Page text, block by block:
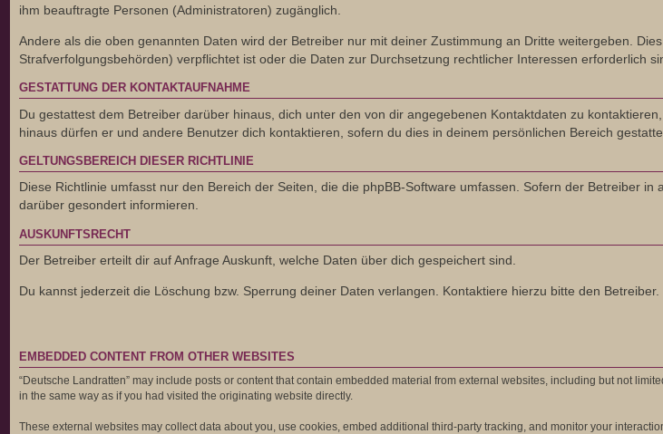
ihm beauftragte Personen (Administratoren) zugänglich.
Andere als die oben genannten Daten wird der Betreiber nur mit deiner Zustimmung an Dritte weitergeben.
Strafverfolgungsbehörden) verpflichtet ist oder die Daten zur Durchsetzung rechtlicher Interessen erforderlich
GESTATTUNG DER KONTAKTAUFNAHME
Du gestattest dem Betreiber darüber hinaus, dich unter den von dir angegebenen Kontaktdaten zu
hinaus dürfen er und andere Benutzer dich kontaktieren, sofern du dies in deinem persönlichen Bereich
GELTUNGSBEREICH DIESER RICHTLINIE
Diese Richtlinie umfasst nur den Bereich der Seiten, die die phpBB-Software umfassen. Sofern der Betreiber
darüber gesondert informieren.
AUSKUNFTSRECHT
Der Betreiber erteilt dir auf Anfrage Auskunft, welche Daten über dich gespeichert sind.
Du kannst jederzeit die Löschung bzw. Sperrung deiner Daten verlangen. Kontaktiere hierzu bitte den Betreiber.
EMBEDDED CONTENT FROM OTHER WEBSITES
“Deutsche Landratten” may include posts or content that contain embedded material from external websites, including but not
in the same way as if you had visited the originating website directly.
These external websites may collect data about you, use cookies, embed additional third-party tracking, and monitor your